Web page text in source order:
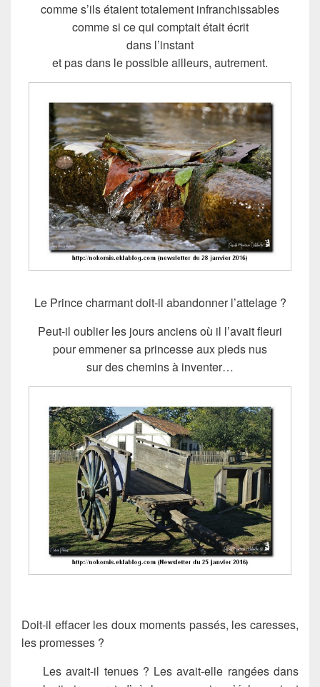
comme s’ils étaient totalement infranchissables
comme si ce qui comptait était écrit
dans l’instant
et pas dans le possible ailleurs, autrement.
Le Prince charmant doit-il abandonner l’attelage ?
Peut-il oublier les jours anciens où il l’avait fleuri
pour emmener sa princesse aux pieds nus
sur des chemins à inventer…
Doit-il effacer les doux moments passés, les caresses,
les promesses ?
Les avait-il tenues ? Les avait-elle rangées dans